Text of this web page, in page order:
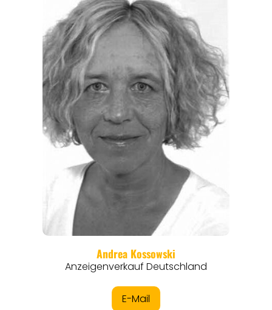
REISEFÜHRER
REISEMAGAZINE
THEMEN
ANGEBOTE